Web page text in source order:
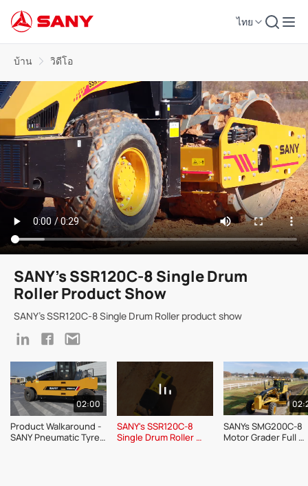
ไทย
บ้าน วิดีโอ
SANY's SSR120C-8 Single Drum
Roller Product Show
SANY's SSR120C-8 Single Drum Roller product show
02:00
Product Walkaround -
SANY Pneumatic Tyre
SANY's SSR120C-8
Single Drum Roller
SANYs SMG200C-8
Motor Grader Full